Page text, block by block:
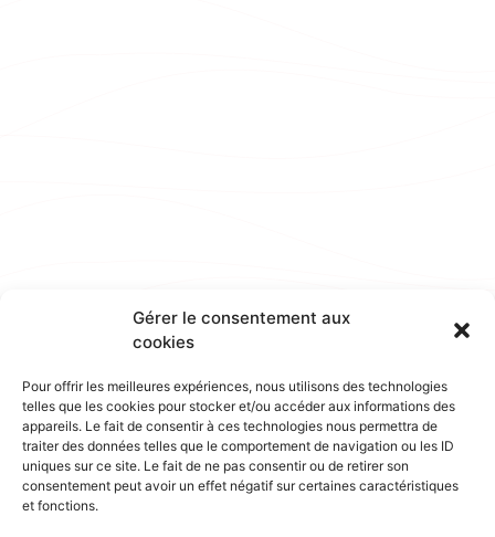
Gérer le consentement aux
cookies
Pour offrir les meilleures expériences, nous utilisons des technologies
telles que les cookies pour stocker et/ou accéder aux informations des
appareils. Le fait de consentir à ces technologies nous permettra de
traiter des données telles que le comportement de navigation ou les ID
uniques sur ce site. Le fait de ne pas consentir ou de retirer son
consentement peut avoir un effet négatif sur certaines caractéristiques
et fonctions.